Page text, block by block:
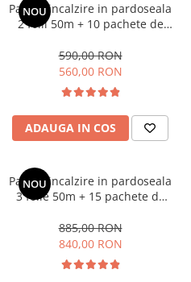
NOU
Pachet incalzire in pardoseala
2 folii 50m + 10 pachete de
590,00 RON
560,00 RON
ADAUGA IN COS
NOU
Pachet incalzire in pardoseala
3 folie 50m + 15 pachete de
885,00 RON
840,00 RON